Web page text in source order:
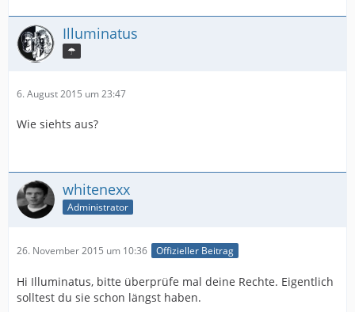
Illuminatus
☂
6. August 2015 um 23:47
Wie siehts aus?
whitenexx
Administrator
26. November 2015 um 10:36 Offizieller Beitrag
Hi Illuminatus, bitte überprüfe mal deine Rechte. Eigentlich
solltest du sie schon längst haben.